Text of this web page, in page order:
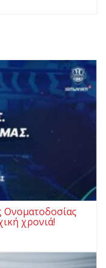
Ονοματοδοσίας
χρονιά!